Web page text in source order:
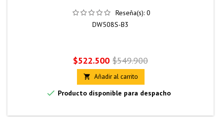
Reseña(s): 0
DW508S-B3
Precio
$522.500 Precio
base
$549.900
 Añadir al carrito
 Producto disponible para despacho